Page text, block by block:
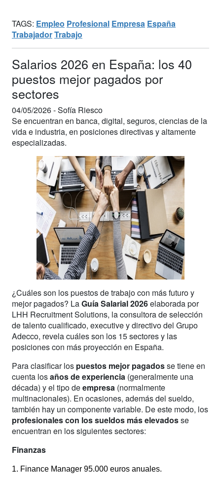
TAGS: Empleo Profesional Empresa España
TrabajadorTrabajo
Salarios 2026 en España: los 40
puestos mejor pagados por
sectores
04/05/2026 -Sofía Riesco
Se encuentran en banca, digital, seguros, ciencias de la
vida e industria, en posiciones directivas y altamente
especializadas.
¿Cuáles son los puestos de trabajo con más futuro y
mejor pagados? LaGuía Salarial 2026elaborada por
LHH Recruitment Solutions, la consultora de selección
de talento cualificado, executive y directivo del Grupo
Adecco, revela cuáles son los 15 sectores y las
posiciones con más proyección en España.
Para clasificar los puestos mejor pagadosse tiene en
cuenta losaños de experiencia (generalmente una
década) y el tipo deempresa (normalmente
multinacionales). En ocasiones, además del sueldo,
también hay un componente variable. De este modo, los
profesionales con los sueldos más elevadosse
encuentran en los siguientes sectores:
Finanzas
1. Finance Manager 95.000 euros anuales.